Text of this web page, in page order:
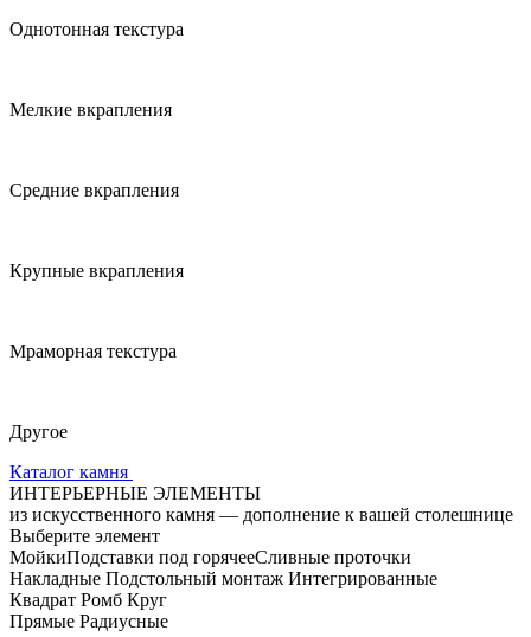
Однотонная текстура
Мелкие вкрапления
Средние вкрапления
Крупные вкрапления
Мраморная текстура
Другое
Каталог камня
ИНТЕРЬЕРНЫЕ ЭЛЕМЕНТЫ
из искусственного камня — дополнение к вашей столешнице
Выберите элемент
МойкиПодставки под горячееСливные проточки
Накладные Подстольный монтаж Интегрированные
Квадрат Ромб Круг
Прямые Радиусные